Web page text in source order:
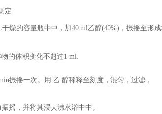
定
干燥的容量瓶中中，加40ml乙醇(40%)，振摇至形
的体积变化不超过1 ml.
振摇一次。 用 乙 醇稀释至刻度，混匀，过滤，
摇，并将其浸人沸水浴中中。